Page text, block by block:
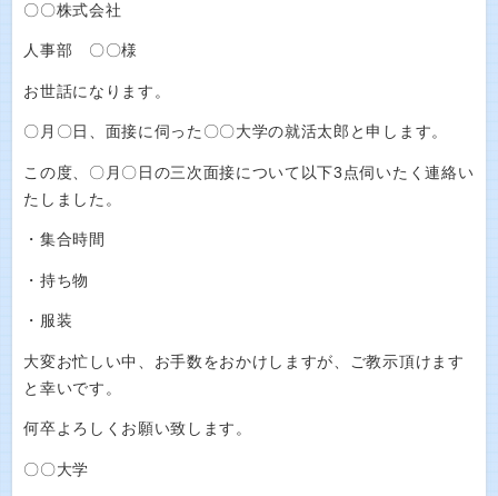
〇〇株式会社
人事部 〇〇様
お世話になります。
〇月〇日、面接に伺った〇〇大学の就活太郎と申します。
この度、〇月〇日の三次面接について以下3点伺いたく連絡い
たしました。
・集合時間
・持ち物
・服装
大変お忙しい中、お手数をおかけしますが、ご教示頂けます
と幸いです。
何卒よろしくお願い致します。
〇〇大学